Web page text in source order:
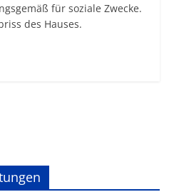
für soziale Zwecke.
des Hauses.